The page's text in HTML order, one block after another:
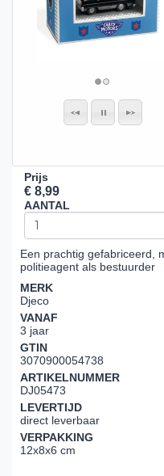
Prijs
€ 8,99
AANTAL
Een prachtig gefabriceerd,
politieagent als bestuurder
MERK
Djeco
VANAF
3 jaar
GTIN
3070900054738
ARTIKELNUMMER
DJ05473
LEVERTIJD
direct leverbaar
VERPAKKING
12x8x6 cm